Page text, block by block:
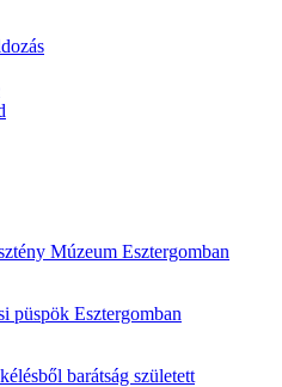
Múzeum Esztergomban
püspök Esztergomban
barátság született